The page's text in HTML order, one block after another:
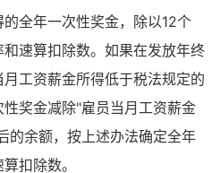
的全年一次性奖金，除以12个
速算扣除数。如果在发放年终
工资薪金所得低于税法规定的
奖金减除"雇员当月工资薪金
的余额，按上述办法确定全年
扣除数。